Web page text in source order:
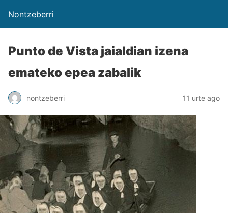
Nontzeberri
Punto de Vista jaialdian izena
emateko epea zabalik
nontzeberri 11 urte ago